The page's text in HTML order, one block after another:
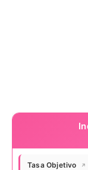
Tasa Objetivo ↗